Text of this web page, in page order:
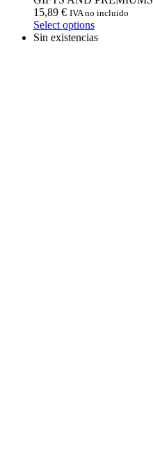
15,89 € IVA no incluido
Select options
Sin existencias